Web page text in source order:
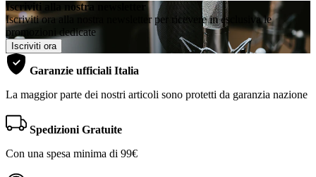
Iscriviti alla nostra newsletter
Iscriviti ora alla nostra newsletter per ricevere in esclusiva le
promozioni dedicate
Iscriviti ora
Garanzie ufficiali Italia
La maggior parte dei nostri articoli sono protetti da garanzia nazione
Spedizioni Gratuite
Con una spesa minima di 99€